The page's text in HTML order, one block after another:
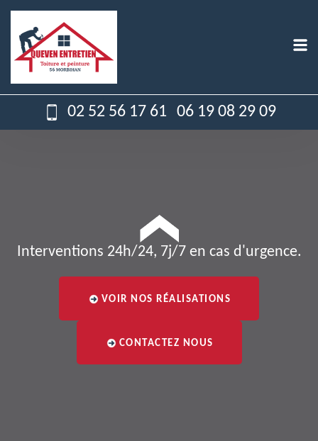
02 52 56 17 61 06 19 08 29 09
Interventions 24h/24, 7j/7 en cas d'urgence.
VOIR NOS RÉALISATIONS
CONTACTEZ NOUS